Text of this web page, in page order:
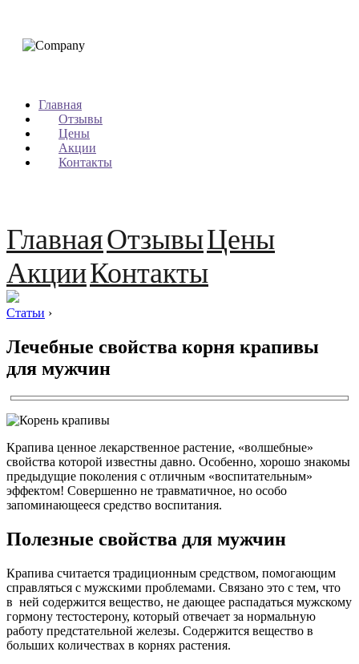
Главная
Отзывы
Цены
Акции
Контакты
ГлавнаяОтзывыЦены
АкцииКонтакты
Статьи ›
Лечебные свойства корня крапивы
для мужчин
Крапива ценное лекарственное растение, «волшебные»
свойства которой известны давно. Особенно, хорошо знакомы
предыдущие поколения с отличным «воспитательным»
эффектом! Совершенно не травматичное, но особо
запоминающееся средство воспитания.
Полезные свойства для мужчин
Крапива считается традиционным средством, помогающим
справляться с мужскими проблемами. Связано это с тем, что
в ней содержится вещество, не дающее распадаться мужскому
гормону тестостерону, который отвечает за нормальную
работу предстательной железы. Содержится вещество в
больших количествах в корнях растения.